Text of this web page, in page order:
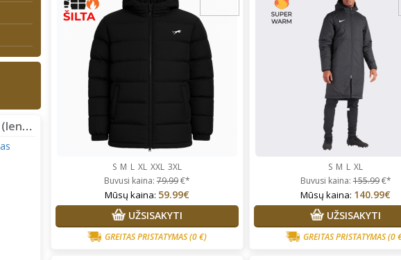
Jaguar sportinis kostiumas (lengvas)
S M L XL XXL 3XL
Buvusi kaina:79.99€*
Mūsų kaina: 59.99€
UŽSISAKYTI
GREITAS PRISTATYMAS(0 €)
S M L XL
Buvusi kaina:155.99€*
Mūsų kaina: 140.99€
UŽSISAKYTI
GREITAS PRISTATYMAS(0